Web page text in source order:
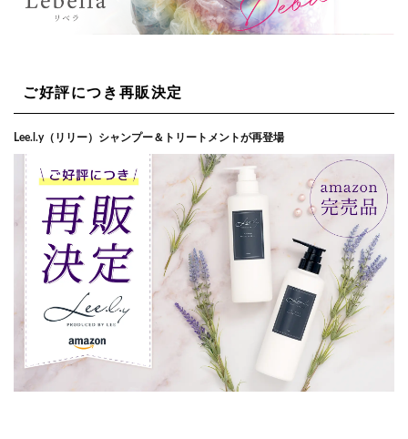
ご好評につき再販決定
Lee.l.y（リリー）シャンプー＆トリートメントが再登場